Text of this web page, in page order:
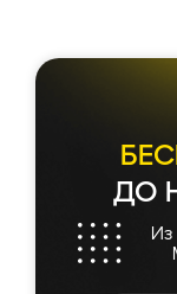
ДО